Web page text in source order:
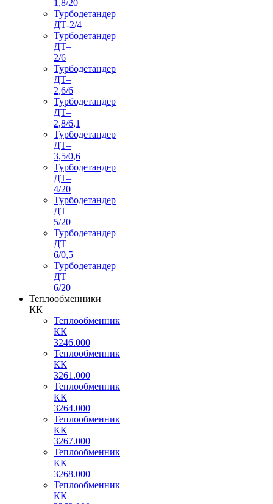
1,8/20
Турбодетандер
ДТ-2/4
Турбодетандер
ДТ–
2/6
Турбодетандер
ДТ–
2,6/6
Турбодетандер
ДТ–
2,8/6,1
Турбодетандер
ДТ–
3,5/0,6
Турбодетандер
ДТ–
4/20
Турбодетандер
ДТ–
5/20
Турбодетандер
ДТ–
6/0,5
Турбодетандер
ДТ–
6/20
Теплообменники
КК
Теплообменник
КК
3246.000
Теплообменник
КК
3261.000
Теплообменник
КК
3264.000
Теплообменник
КК
3267.000
Теплообменник
КК
3268.000
Теплообменник
КК